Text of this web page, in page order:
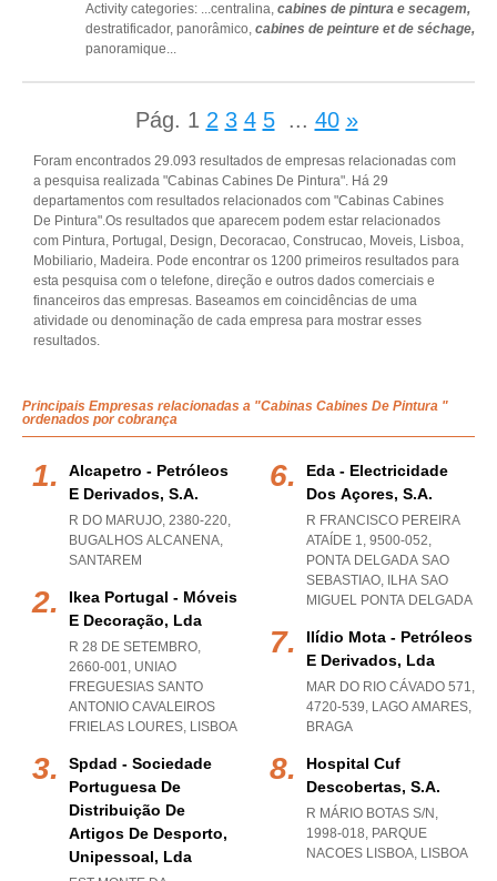
Activity categories: ...centralina, cabines de pintura e secagem,
destratificador, panorâmico, cabines de peinture et de séchage,
panoramique...
Pág. 1 2 3 4 5 ... 40 »
Foram encontrados 29.093 resultados de empresas relacionadas com
a pesquisa realizada "Cabinas Cabines De Pintura". Há 29
departamentos com resultados relacionados com "Cabinas Cabines
De Pintura".Os resultados que aparecem podem estar relacionados
com Pintura, Portugal, Design, Decoracao, Construcao, Moveis, Lisboa,
Mobiliario, Madeira. Pode encontrar os 1200 primeiros resultados para
esta pesquisa com o telefone, direção e outros dados comerciais e
financeiros das empresas. Baseamos em coincidências de uma
atividade ou denominação de cada empresa para mostrar esses
resultados.
Principais Empresas relacionadas a "Cabinas Cabines De Pintura "
ordenados por cobrança
Alcapetro - Petróleos
E Derivados, S.a.
R DO MARUJO, 2380-220,
BUGALHOS ALCANENA,
SANTAREM
Ikea Portugal - Móveis
E Decoração, Lda
R 28 DE SETEMBRO,
2660-001, UNIAO
FREGUESIAS SANTO
ANTONIO CAVALEIROS
FRIELAS LOURES, LISBOA
Spdad - Sociedade
Portuguesa De
Distribuição De
Artigos De Desporto,
Unipessoal, Lda
Eda - Electricidade
Dos Açores, S.a.
R FRANCISCO PEREIRA
ATAÍDE 1, 9500-052,
PONTA DELGADA SAO
SEBASTIAO, ILHA SAO
MIGUEL PONTA DELGADA
Ilídio Mota - Petróleos
E Derivados, Lda
MAR DO RIO CÁVADO 571,
4720-539, LAGO AMARES,
BRAGA
Hospital Cuf
Descobertas, S.a.
R MÁRIO BOTAS S/N,
1998-018, PARQUE
NACOES LISBOA, LISBOA